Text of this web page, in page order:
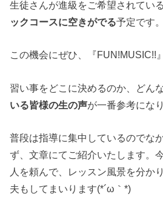
生徒さんが進級をご希望されてい
ックコースに空きがでる予定です。
この機会にぜひ、『FUN!MUSIC!!
習い事をどこに決めるのか、どん
いる皆様の生の声が一番参考にな
普段は指導に集中しているのでな
ず、文章にてご紹介いたします。
人を頼んで、レッスン風景を分か
夫もしてまいります(*´ω｀*)